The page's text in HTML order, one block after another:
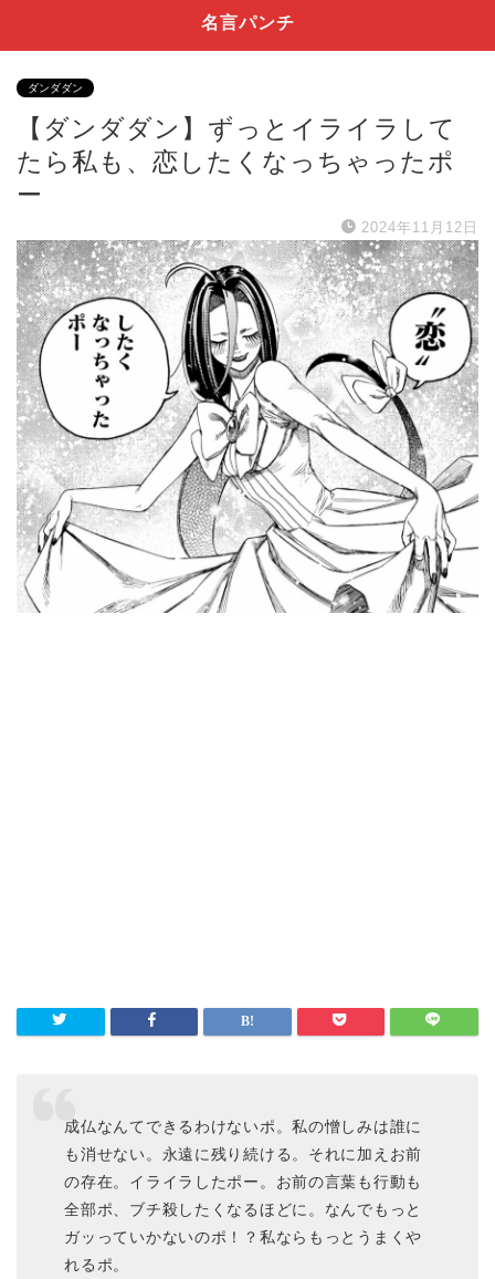
名言パンチ
ダンダダン
【ダンダダン】ずっとイライラして
たら私も、恋したくなっちゃったポ
ー
2024年11月12日
成仏なんてできるわけないポ。私の憎しみは誰に
も消せない。永遠に残り続ける。それに加えお前
の存在。イライラしたポー。お前の言葉も行動も
全部ポ、ブチ殺したくなるほどに。なんでもっと
ガッっていかないのポ！？私ならもっとうまくや
れるポ。